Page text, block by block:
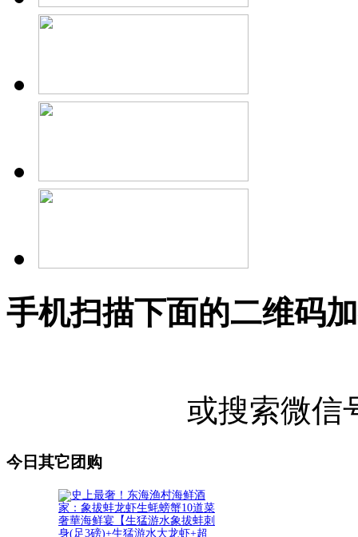
手机扫描下面的二维码
或搜索微信
今日其它团购